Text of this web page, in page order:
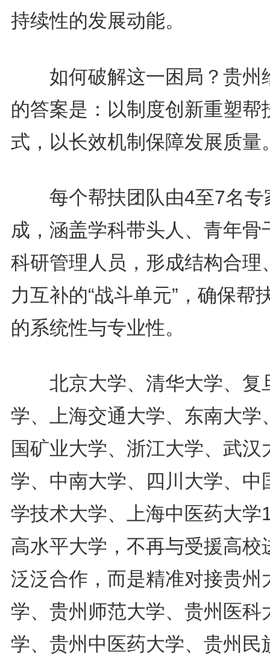
持续性的发展动能。
如何破解这一困局？贵州
的答案是：以制度创新重塑帮
式，以长效机制保障发展质量
每个帮扶团队由4至7名专
成，涵盖学科带头人、青年骨
科研管理人员，形成结构合理
力互补的“战斗单元”，确保帮
的系统性与专业性。
北京大学、清华大学、复
学、上海交通大学、东南大学
国矿业大学、浙江大学、武汉
学、中南大学、四川大学、中
学技术大学、上海中医药大学
高水平大学，不再与受援高校
泛泛合作，而是精准对接贵州
学、贵州师范大学、贵州医科
学、贵州中医药大学、贵州民